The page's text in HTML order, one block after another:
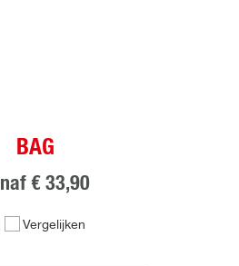
BAG
€ 33,90
Vergelijken